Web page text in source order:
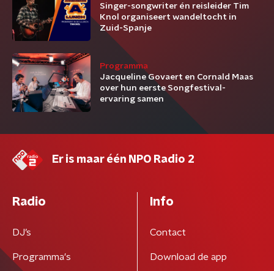
Singer-songwriter én reisleider Tim
Knol organiseert wandeltocht in
Zuid-Spanje
Programma
Jacqueline Govaert en Cornald Maas
over hun eerste Songfestival-
ervaring samen
Er is maar één NPO Radio 2
Radio
DJ’s
Programma's
Info
Contact
Download de app